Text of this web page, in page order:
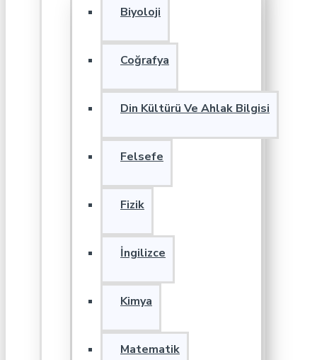
Biyoloji
Coğrafya
Din Kültürü Ve Ahlak Bilgisi
Felsefe
Fizik
İngilizce
Kimya
Matematik